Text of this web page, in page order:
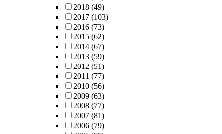
2018 (49)
2017 (103)
2016 (73)
2015 (62)
2014 (67)
2013 (59)
2012 (51)
2011 (77)
2010 (56)
2009 (63)
2008 (77)
2007 (81)
2006 (79)